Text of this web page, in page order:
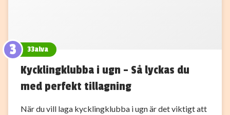
3 33alva
Kycklingklubba i ugn – Så lyckas du
med perfekt tillagning
När du vill laga kycklingklubba i ugn är det viktigt att